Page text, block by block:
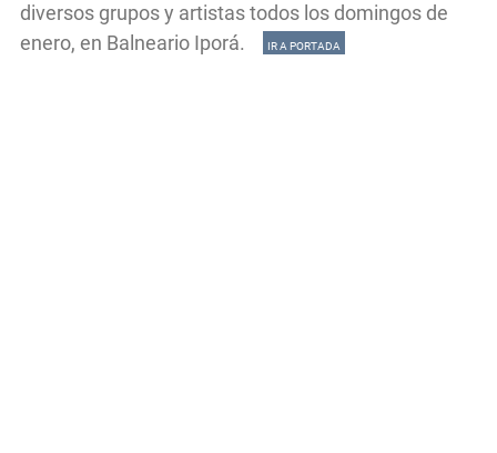
diversos grupos y artistas todos los domingos de
enero, en Balneario Iporá.
IR A PORTADA